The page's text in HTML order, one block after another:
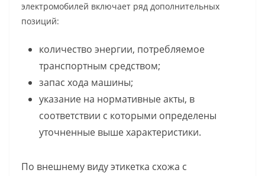
электромобилей включает ряд дополнительных
позиций:
количество энергии, потребляемое
транспортным средством;
запас хода машины;
указание на нормативные акты, в
соответствии с которыми определены
уточненные выше характеристики.
По внешнему виду этикетка схожа с